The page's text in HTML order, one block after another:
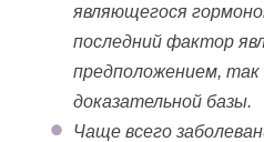
являющегося
последний фактор
предположением,
доказательной базы.
Чаще всего